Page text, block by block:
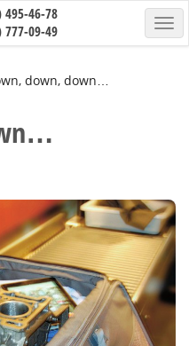
495-46-78
777-09-49
down, down…